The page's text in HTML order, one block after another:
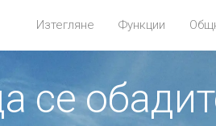
Изтегляне Функции
се